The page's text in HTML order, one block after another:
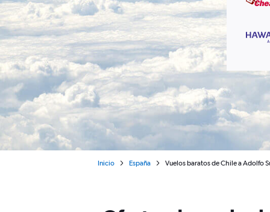
Inicio España Vuelos baratos de Chile a Adolfo